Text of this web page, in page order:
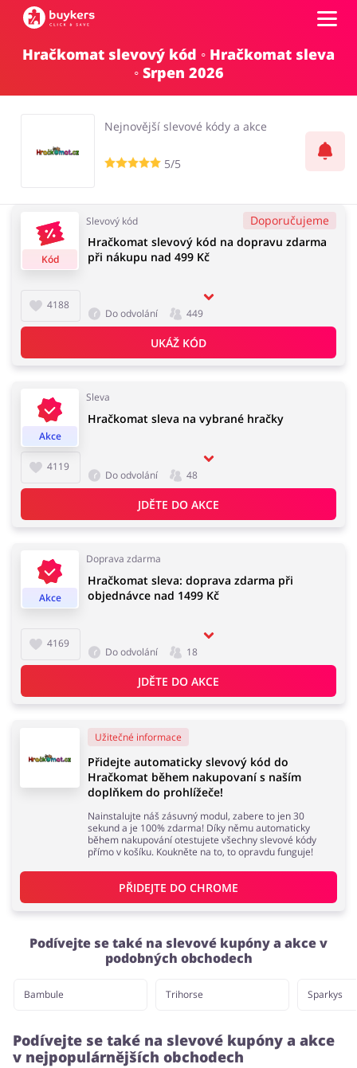
Kancelářské potřeby
Šperky a hodinky
Dům, interiér a zahrada
Knihy, filmy, hry a hudba Erotika
Finance a pojištění Počítače foto a elektronika
Auto Oblečení, obuv a doplňky
Domácnost a spotřebiče Turistika a cestování
Služby Zdraví a krása
Obchody
Registrovat
Hračkomat slevový kód ◦ Hračkomat sleva
◦ Srpen 2026
Nejnovější slevové kódy a akce
5/5
Kód
Slevový kód Doporučujeme
4188
Hračkomat slevový kód na dopravu zdarma
při nákupu nad 499 Kč
Do odvolání 449
UKÁŽ KÓD
Akce
Sleva
4119
Hračkomat sleva na vybrané hračky
Do odvolání 48
JDĚTE DO AKCE
Akce
Doprava zdarma
4169
Hračkomat sleva: doprava zdarma při
objednávce nad 1499 Kč
Do odvolání 18
JDĚTE DO AKCE
Užitečné informace
Přidejte automaticky slevový kód do
Hračkomat během nakupovaní s naším
doplňkem do prohlížeče!
Nainstalujte náš zásuvný modul, zabere to jen 30
sekund a je 100% zdarma! Díky němu automaticky
během nakupování otestujete všechny slevové kódy
přímo v košíku. Koukněte na to, to opravdu funguje!
PŘIDEJTE DO CHROME
Podívejte se také na slevové kupóny a akce v
podobných obchodech
Bambule Trihorse Sparkys
Podívejte se také na slevové kupóny a akce
v nejpopulárnějších obchodech